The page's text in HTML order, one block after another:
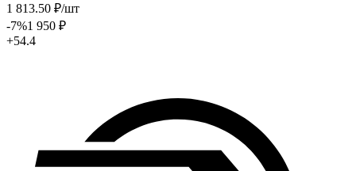
1 813.50 ₽/шт
-7%1 950 ₽
+54.4